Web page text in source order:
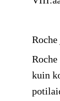
kuin